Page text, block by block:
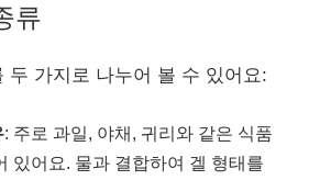
류
두 가지로 나누어 볼 수 있어요:
: 주로 과일, 야채, 귀리와 같은 식품
있어요. 물과 결합하여 겔 형태를